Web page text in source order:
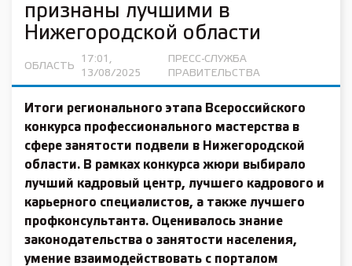
признаны лучшими в
Нижегородской области
ОБЛАСТЬ
17:01,
13/08/2025
ПРЕСС-СЛУЖБА
ПРАВИТЕЛЬСТВА
Итоги регионального этапа Всероссийского
конкурса профессионального мастерства в
сфере занятости подвели в Нижегородской
области. В рамках конкурса жюри выбирало
лучший кадровый центр, лучшего кадрового и
карьерного специалистов, а также лучшего
профконсультанта. Оценивалось знание
законодательства о занятости населения,
умение взаимодействовать с порталом